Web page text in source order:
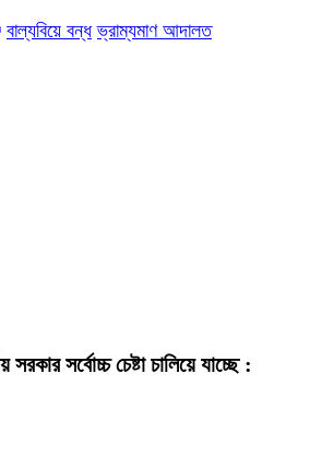
বাল্যবিয়ে বন্ধ ভ্রাম্যমাণ আদালত
সর্বোচ্চ চেষ্টা চালিয়ে যাচ্ছে :